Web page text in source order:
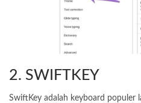
2. SWIFTKEY
SwiftKey adalah keyboard populer